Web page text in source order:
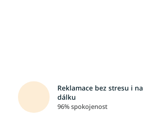
Reklamace bez stresu i na
dálku
96% spokojenost